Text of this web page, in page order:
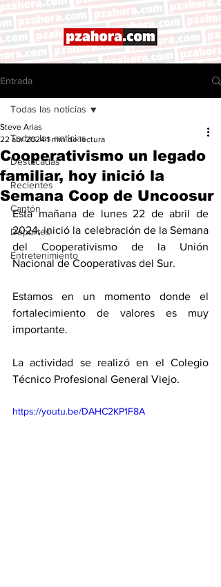
Entrada
Todas las noticias
Destacadas
Recientes
Cantón
Deportes
Entretenimiento
Todas las noticias
Cooperativismo un legado
familiar, hoy inició la
Semana Coop de Uncoosur
Steve Arias
22 abr 2024 1 min de lectura
Esta mañana de lunes 22 de abril de
2024, inició la celebración de la Semana
del Cooperativismo de la Unión
Nacional de Cooperativas del Sur.
Estamos en un momento donde el
fortalecimiento de valores es muy
importante.
La actividad se realizó en el Colegio
Técnico Profesional General Viejo.
https://youtu.be/DAHC2KP1F8A